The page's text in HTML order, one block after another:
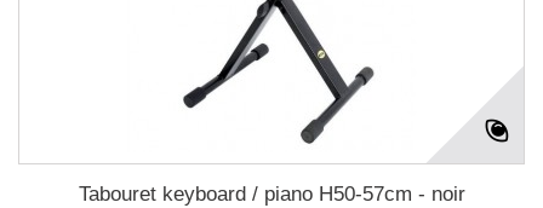
Tabouret keyboard / piano H50-57cm - noir